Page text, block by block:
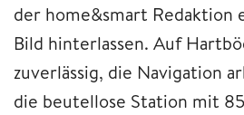
der home&smart Redaktion
Bild hinterlassen. Auf
zuverlässig, die Navigation
die beutellose Station mit